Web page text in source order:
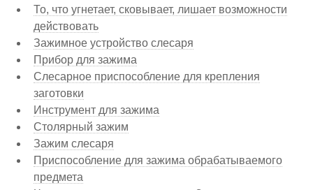
То, что угнетает, сковывает, лишает возможности
действовать
Зажимное устройство слесаря
Прибор для зажима
Слесарное приспособление для крепления
заготовки
Инструмент для зажима
Столярный зажим
Зажим слесаря
Приспособление для зажима обрабатываемого
предмета